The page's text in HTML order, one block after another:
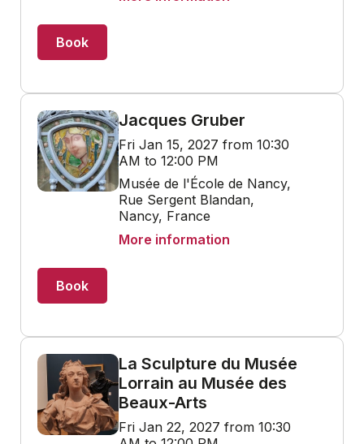
Book
Jacques Gruber
Fri Jan 15, 2027 from 10:30
AM to 12:00 PM
Musée de l'École de Nancy,
Rue Sergent Blandan,
Nancy, France
More information
Book
La Sculpture du Musée
Lorrain au Musée des
Beaux-Arts
Fri Jan 22, 2027 from 10:30